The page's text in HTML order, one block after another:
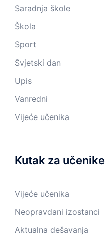
Saradnja škole
Škola
Sport
Svjetski dan
Upis
Vanredni
Vijeće učenika
Kutak za učenike
Vijeće učenika
Neopravdani izostanci
Aktualna dešavanja